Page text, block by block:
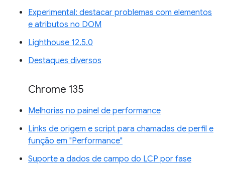
Experimental: destacar problemas com elementos
e atributos no DOM
Lighthouse 12.5.0
Destaques diversos
Chrome 135
Melhorias no painel de performance
Links de origem e script para chamadas de perfil e
função em "Performance"
Suporte a dados de campo do LCP por fase